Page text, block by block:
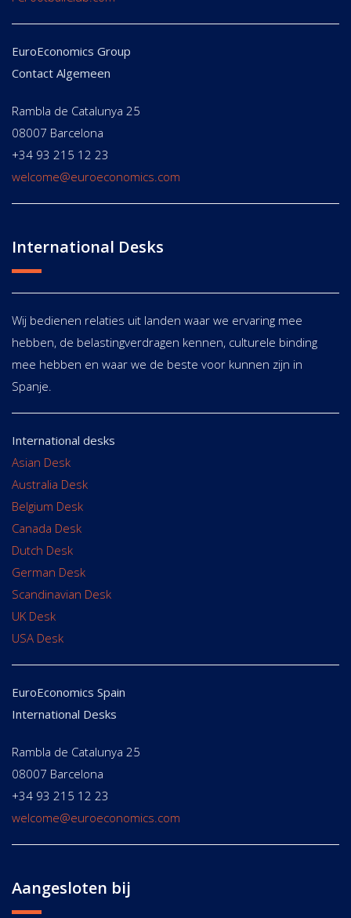
EuroEconomics Group
Contact Algemeen
Rambla de Catalunya 25
08007 Barcelona
+34 93 215 12 23
welcome@euroeconomics.com
International Desks
Wij bedienen relaties uit landen waar we ervaring mee
hebben, de belastingverdragen kennen, culturele binding
mee hebben en waar we de beste voor kunnen zijn in
Spanje.
International desks
Asian Desk
Australia Desk
Belgium Desk
Canada Desk
Dutch Desk
German Desk
Scandinavian Desk
UK Desk
USA Desk
EuroEconomics Spain
International Desks
Rambla de Catalunya 25
08007 Barcelona
+34 93 215 12 23
welcome@euroeconomics.com
Aangesloten bij